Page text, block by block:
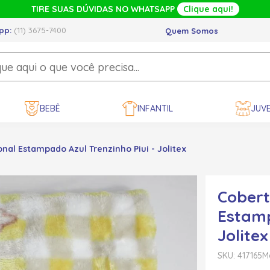
TIRE SUAS DÚVIDAS NO WHATSAPP Clique aqui!
(11) 3675-7400 Quem Somos
BEBÊ INFANTIL
Estampado Azul Trenzinho Piui - Jolitex
Jolitex
SKU: 417165